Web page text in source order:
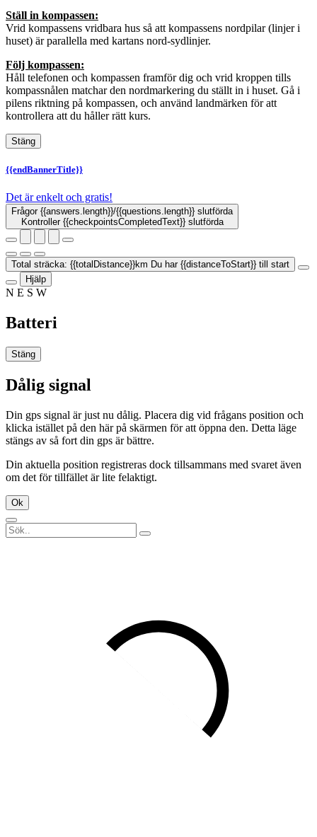
Ställ in kompassen:
Vrid kompassens vridbara hus så att kompassens nordpilar (linjer i
huset) är parallella med kartans nord-sydlinjer.
Följ kompassen:
Håll telefonen och kompassen framför dig och vrid kroppen tills
kompassnålen matchar den nordmarkering du ställt in i huset. Gå i
pilens riktning på kompassen, och använd landmärken för att
kontrollera att du håller rätt kurs.
Stäng
{{endBannerTitle}}
Det är enkelt och gratis!
Frågor {{answers.length}}/{{questions.length}} slutförda
Kontroller {{checkpointsCompletedText}} slutförda
Total sträcka: {{totalDistance}}km Du har {{distanceToStart}} till start
Hjälp
N E S W
Batteri
Stäng
Dålig signal
Din gps signal är just nu dålig. Placera dig vid frågans position och
klicka istället på den här på skärmen för att öppna den. Detta läge
stängs av så fort din gps är bättre.
Din aktuella position registreras dock tillsammans med svaret även
om det för tillfället är lite felaktigt.
Ok